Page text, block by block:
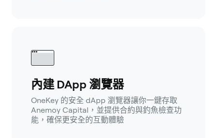
內建 DApp 瀏覽器
OneKey 的安全 dApp 瀏覽器讓你一鍵存取
Anemoy Capital，並提供合約與釣魚檢查功
能，確保更安全的互動體驗